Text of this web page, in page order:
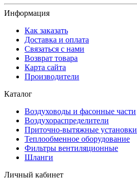
Информация
Как заказать
Доставка и оплата
Связаться с нами
Возврат товара
Карта сайта
Производители
Каталог
Воздуховоды и фасонные части
Воздухораспределители
Приточно-вытяжные установки
Теплообменное оборудование
Фильтры вентиляционные
Шланги
Личный кабинет